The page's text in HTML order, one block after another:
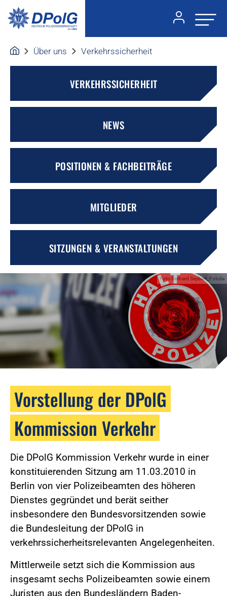
Über uns Verkehrssicherheit
VERKEHRSSICHERHEIT
NEWS
POSITIONEN & FACHBEITRÄGE
MITGLIEDER
SITZUNGEN & VERANSTALTUNGEN
Foto:Gerhard Seybert_Fotolia
Vorstellung der DPolG
Kommission Verkehr
Die DPolG Kommission Verkehr wurde in einer
konstituierenden Sitzung am 11.03.2010 in
Berlin von vier Polizeibeamten des höheren
Dienstes gegründet und berät seither
insbesondere den Bundesvorsitzenden sowie
die Bundesleitung der DPolG in
verkehrssicherheitsrelevanten Angelegenheiten.
Mittlerweile setzt sich die Kommission aus
insgesamt sechs Polizeibeamten sowie einem
Juristen aus den Bundesländern Baden-